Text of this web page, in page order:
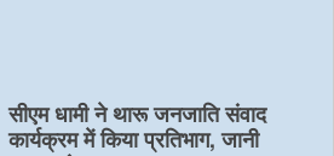
सीएम धामी ने थारू जनजाति संवाद
कार्यक्रम में किया प्रतिभाग, जानी